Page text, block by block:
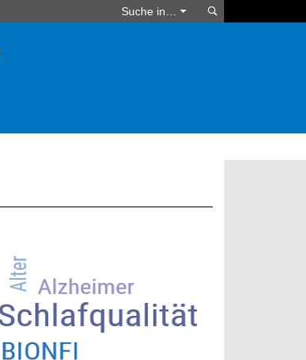
Suche in…